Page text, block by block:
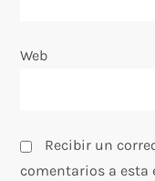
d
s
Web
Recibir un
comentarios a esta